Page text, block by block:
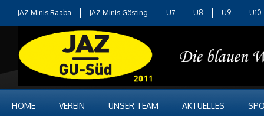
JAZ Minis Raaba JAZ Minis Gösting U7 U8 U9 U10
HOME VEREIN UNSER TEAM AKTUELLES